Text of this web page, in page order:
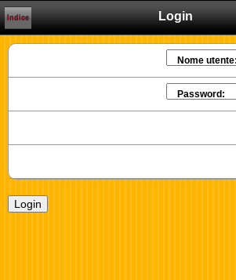
Login
Indice
Nome utente:
Password: